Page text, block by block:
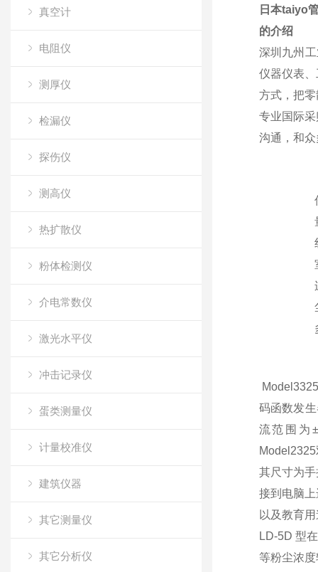
真空计
电阻仪
测厚仪
检漏仪
探伤仪
测高仪
热扩散仪
粉体检测仪
介电常数仪
激光水平仪
冲击记录仪
蛋类测量仪
计量校准仪
建筑仪器
其它测量仪
其它分析仪
日本taiyo
的介绍
深圳九州
仪器仪表
方式，把
专业国际
沟通，和
码函数发
流范围为
其尺寸为
接到电脑
以及教育
LD-5D 型
等粉尘浓